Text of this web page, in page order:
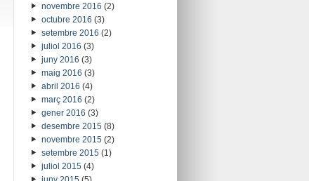
novembre 2016 (2)
octubre 2016 (3)
setembre 2016 (2)
juliol 2016 (3)
juny 2016 (3)
maig 2016 (3)
abril 2016 (4)
març 2016 (2)
gener 2016 (3)
desembre 2015(8)
novembre 2015(2)
setembre 2015(1)
juliol 2015(4)